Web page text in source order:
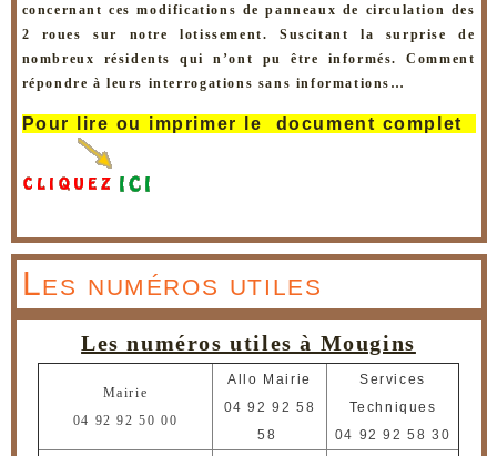
concernant ces modifications de panneaux de circulation des
2 roues sur notre lotissement. Suscitant la surprise de
nombreux résidents qui n’ont pu être informés. Comment
répondre à leurs interrogations sans informations…
Pour lire ou imprimer le document complet
Les numéros utiles
Les numéros utiles à Mougins
Mairie
04 92 92 50 00
Allo Mairie
04 92 92 58
58
Services
Techniques
04 92 92 58 30